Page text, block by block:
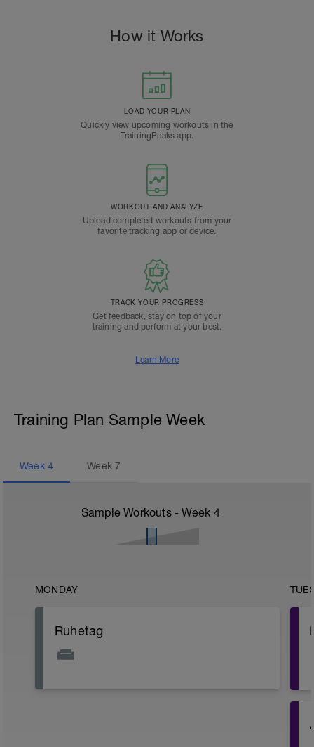
How it Works
LOAD YOUR PLAN
Quickly view upcoming workouts in the
TrainingPeaks app.
WORKOUT AND ANALYZE
Upload completed workouts from your
favorite tracking app or device.
TRACK YOUR PROGRESS
Get feedback, stay on top of your
training and perform at your best.
Learn More
Training Plan Sample Week
Week 4 Week7
Sample Workouts - Week 4
MONDAY
Ruhetag